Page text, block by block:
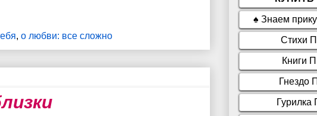
, о любви: все сложно